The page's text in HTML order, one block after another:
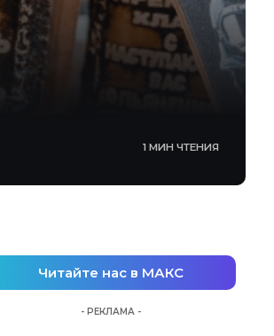
1 МИН ЧТЕНИЯ
Читайте нас в МАКС
- РЕКЛАМА -